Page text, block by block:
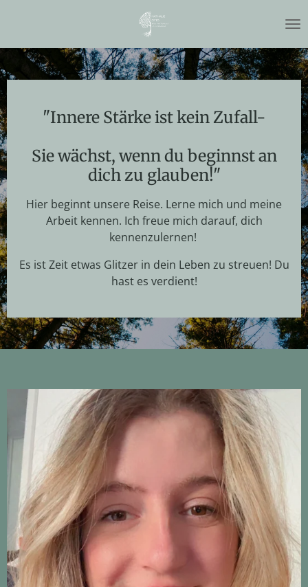
springen
"Innere Stärke ist kein Zufall-
Sie wächst, wenn du beginnst an
dich zu glauben!"
Hier beginnt unsere Reise. Lerne mich und meine
Arbeit kennen. Ich freue mich darauf, dich
kennenzulernen!
Es ist Zeit etwas Glitzer in dein Leben zu streuen! Du
hast es verdient!